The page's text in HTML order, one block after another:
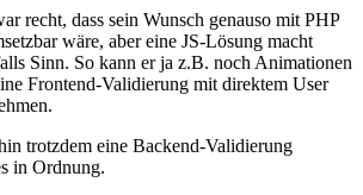
recht, dass sein Wunsch genauso mit PHP
wäre, aber eine JS-Lösung macht
Sinn. So kann er ja z.B. noch Animationen
Frontend-Validierung mit direktem User
trotzdem eine Backend-Validierung
in Ordnung.